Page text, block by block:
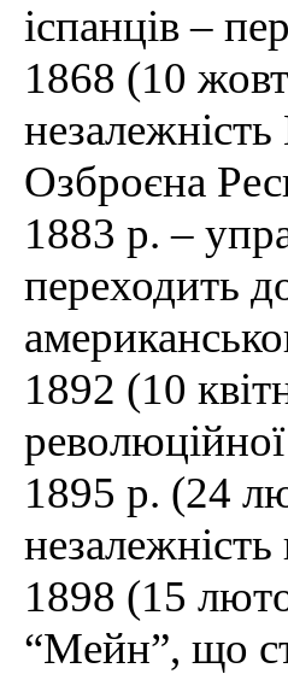
іспанців –
1868 (10
Озброєна
1883 р. –
переходить
1892 (10
1895 р. (24
незалежність
1898 (15
“Мейн”, що